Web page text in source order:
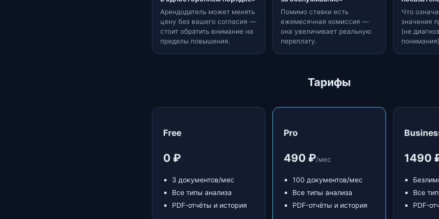
Арендодатель может менять
цену без вашего согласия —
стоит обратить внимание на
пределы повышения.
Помимо ставки есть
ежемесячная комиссия —
она увеличивает реальную
переплату.
Что
значения
(не
Тарифы
Free
0 ₽
3 документов/мес
Все типы анализа
PDF-отчёты и история
Pro
490 ₽/мес
100 документов/мес
Все типы анализа
PDF-отчёты и история
1490
Все
PDF-